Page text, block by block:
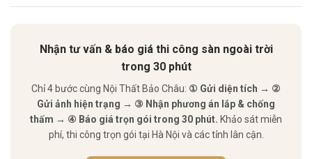
Nhận tư vấn & báo giá thi công sàn ngoài trời
trong 30 phút
Chỉ 4 bước cùng Nội Thất Bảo Châu: ① Gửi diện tích → ②
Gửi ảnh hiện trạng → ③ Nhận phương án lắp & chống
thấm → ④ Báo giá trọn gói trong 30 phút. Khảo sát miễn
phí, thi công trọn gói tại Hà Nội và các tỉnh lân cận.